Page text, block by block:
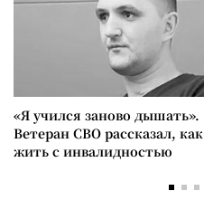
«Я учился заново дышать».
Ветеран СВО рассказал, как
жить с инвалидностью